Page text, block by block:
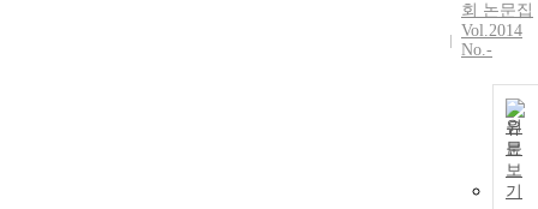
회 논문집
Vol.2014
No.-
원
문
보
기